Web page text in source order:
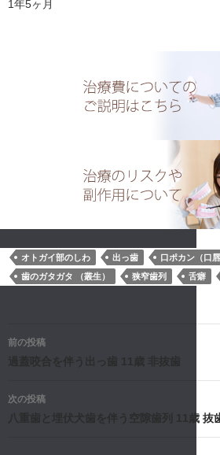
1年5ヶ月
オトガイ部のしわ 出っ歯
口ポカン（口
歯のガタガタ （叢生）
狭窄歯列 舌癖
投
稿
ナ
ビ
前の投稿
過蓋咬合を伴う出っ歯 11歳 非抜歯
次の投稿
八重歯と埋伏犬歯を伴う空隙歯列 11歳 抜